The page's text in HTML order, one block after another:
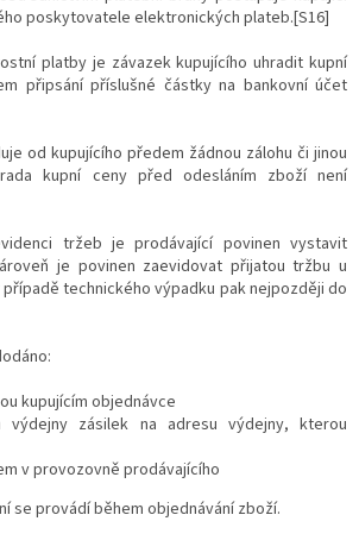
poskytovatele elektronických plateb.[S16]
platby je závazek kupujícího uhradit kupní
připsání příslušné částky na bankovní účet
od kupujícího předem žádnou zálohu či jinou
kupní ceny před odesláním zboží není
tržeb je prodávající povinen vystavit
je povinen zaevidovat přijatou tržbu u
technického výpadku pak nejpozději do
kupujícím objednávce
výdejny zásilek na adresu výdejny, kterou
v provozovně prodávajícího
se provádí během objednávání zboží.